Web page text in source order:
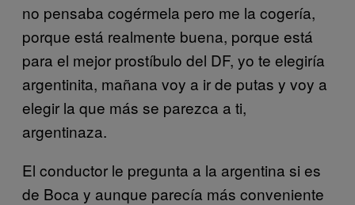
no pensaba cogérmela pero me la cogería,
porque está realmente buena, porque está
para el mejor prostíbulo del DF, yo te elegiría
argentinita, mañana voy a ir de putas y voy a
elegir la que más se parezca a ti,
argentinaza.
El conductor le pregunta a la argentina si es
de Boca y aunque parecía más conveniente